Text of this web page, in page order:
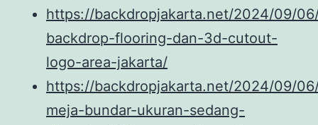
https://backdropjakarta.net/2024/09/
backdrop-flooring-dan-3d-cutout-
logo-area-jakarta/
https://backdropjakarta.net/2024/09/
meja-bundar-ukuran-sedang-